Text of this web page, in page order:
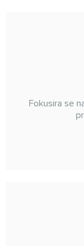
Fokusira se